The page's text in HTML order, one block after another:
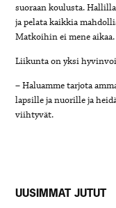
suoraan koulusta.
ja pelata kaikkia
Matkoihin ei mene aikaa.
Liikunta on yksi
– Haluamme tarjota
lapsille ja nuorille ja
viihtyvät.
UUSIMMAT JUTUT